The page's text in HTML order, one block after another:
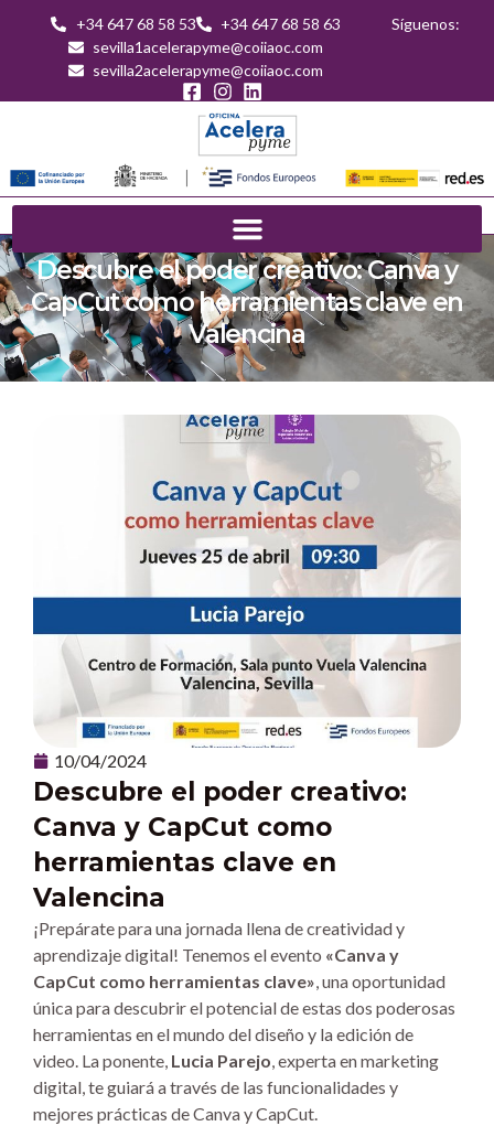
+34 647 68 58 53
+34 647 68 58 63
sevilla1acelerapyme@coiiaoc.com
sevilla2acelerapyme@coiiaoc.com
Síguenos:
Descubre el poder creativo: Canva y
CapCut como herramientas clave en
Valencina
10/04/2024
Descubre el poder creativo:
Canva y CapCut como
herramientas clave en
Valencina
¡Prepárate para una jornada llena de creatividad y
aprendizaje digital! Tenemos el evento «Canva y
CapCut como herramientas clave», una oportunidad
única para descubrir el potencial de estas dos poderosas
herramientas en el mundo del diseño y la edición de
video. La ponente, Lucia Parejo, experta en marketing
digital, te guiará a través de las funcionalidades y
mejores prácticas de Canva y CapCut.